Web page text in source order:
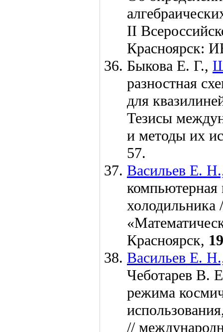
II
Быкова Е. Г.,
разностная
для
Тезисы
и методы их
57.
Васильев Е.
компьютерная
холодильника
Красноярск,
Васильев Е.
Чеботарев В.
режима
//